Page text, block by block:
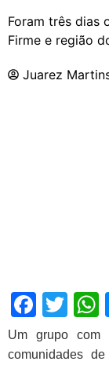
Foram três dias
Firme e região
Juarez
Um grupo com
comunidades